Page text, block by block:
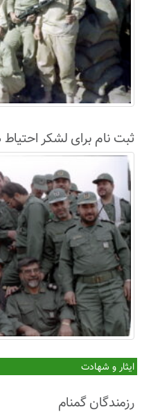
ثبت نام برای لشکر
ایثار و شهادت
رزمندگان گمنام